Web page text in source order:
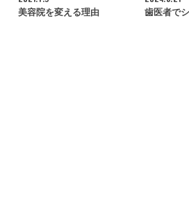
美容院を変える理由
歯医者で